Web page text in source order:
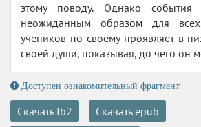
этому поводу. Однако события
неожиданным образом для
учеников по-своему проявляет в
своей души, показывая, до чего он
Доступен ознакомительный фрагмент
Скачать fb2
Скачать epub